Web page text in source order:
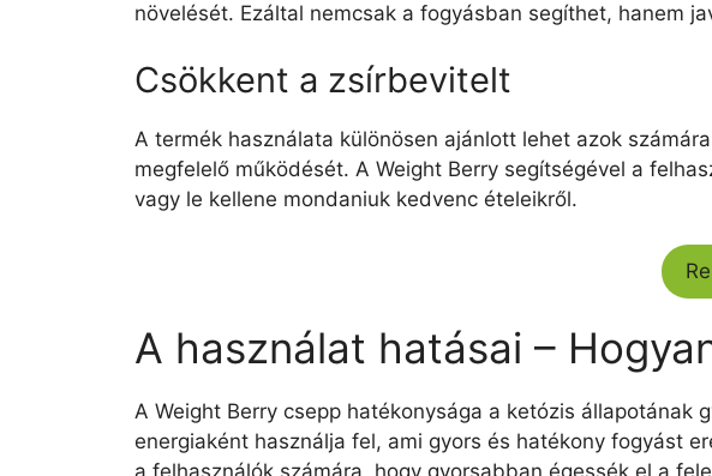
növelését. Ezáltal nemcsak a fogyásban segíthet, hanem
Csökkent a zsírbevitelt
A termék használata különösen ajánlott lehet azok
megfelelő működését. A Weight Berry segítségével a
vagy le kellene mondaniuk kedvenc ételeikről.
A használat hatásai –
A Weight Berry csepp hatékonysága a ketózis
energiaként használja fel, ami gyors és hatékony fogyást
a felhasználók számára, hogy gyorsabban égessék el a